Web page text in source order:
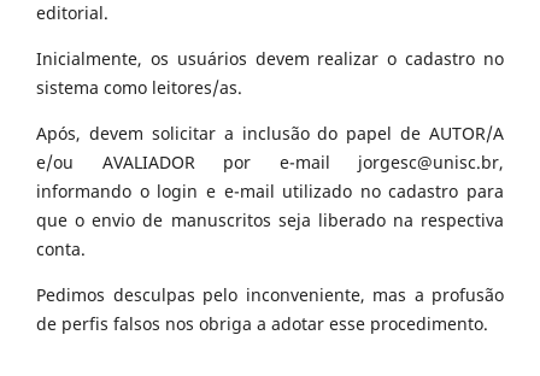
editorial.
Inicialmente, os usuários devem realizar o cadastro no
sistema como leitores/as.
Após, devem solicitar a inclusão do papel de AUTOR/A
e/ou AVALIADOR por e-mail jorgesc@unisc.br,
informando o login e e-mail utilizado no cadastro para
que o envio de manuscritos seja liberado na respectiva
conta.
Pedimos desculpas pelo inconveniente, mas a profusão
de perfis falsos nos obriga a adotar esse procedimento.